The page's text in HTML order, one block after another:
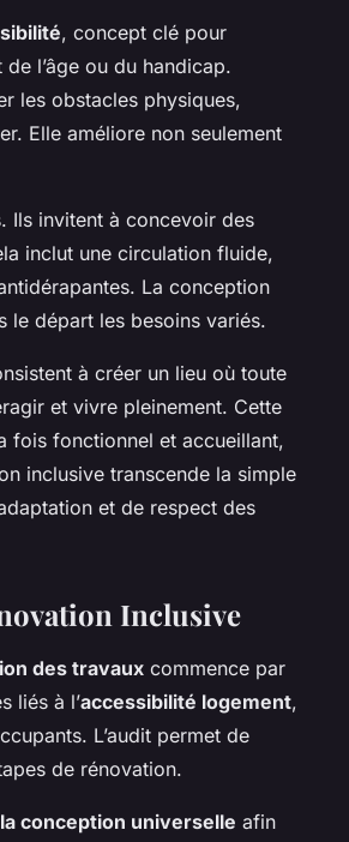
, concept clé pour
l’âge ou du handicap.
les obstacles physiques,
Elle améliore non seulement
Ils invitent à concevoir des
inclut une circulation fluide,
La conception
le départ les besoins variés.
à créer un lieu où toute
et vivre pleinement. Cette
fois fonctionnel et accueillant,
inclusive transcende la simple
et de respect des
Inclusive
des travaux commence par
liés à l’accessibilité logement,
L’audit permet de
de rénovation.
conception universelle afin